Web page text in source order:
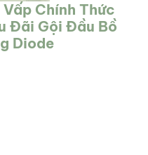
Chính Thức
Đãi Gội Đầu Bồ
Diode